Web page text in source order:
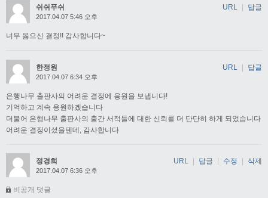
쉬쉬푸쉬
2017.04.07 5:46 오후
너무 옳으신 결정!! 감사합니다~
URL | 답글
한정원
2017.04.07 6:34 오후
은행나무 출판사의 어려운 결정에 응원을 보냅니다!
기억하고 계속 응원하겠습니다
더불어 은행나무 출판사의 출간 서적들에 대한 신뢰를 더 단단히 하게 되었습니다
어려운 결정이셨을텐데, 감사합니다
URL | 답글
정경희
2017.04.07 6:36 오후
비공개 댓글
URL 답글 수정 삭제